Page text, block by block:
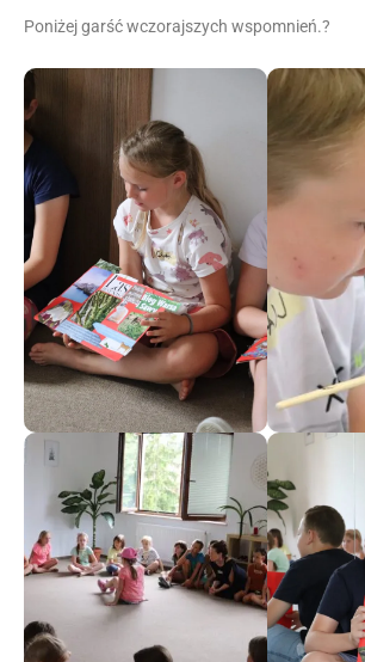
Poniżej garść wczorajszych wspomnień.?